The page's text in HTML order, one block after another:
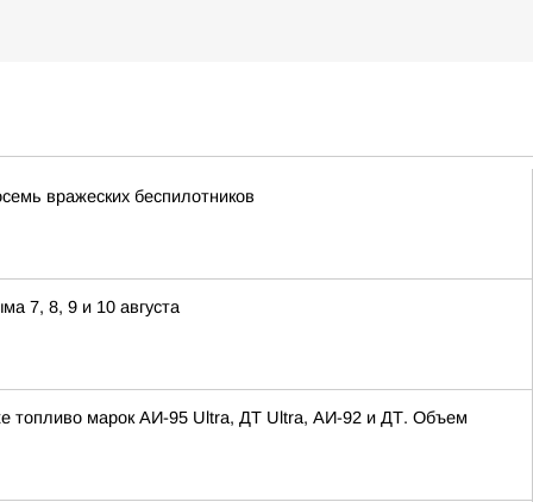
вражеских беспилотников
7, 8, 9 и 10 августа
топливо марок АИ-95 Ultra, ДТ Ultra, АИ-92 и ДТ. Объем